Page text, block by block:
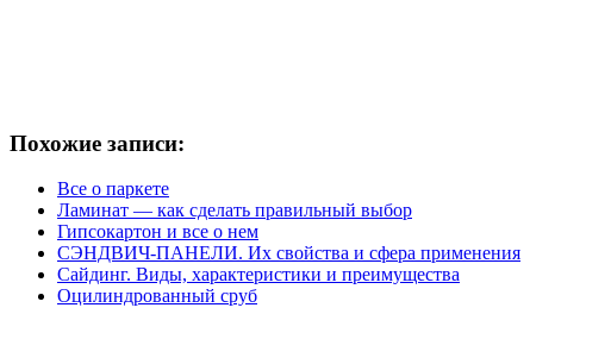
Похожие записи:
Все о паркете
Ламинат — как сделать правильный выбор
Гипсокартон и все о нем
СЭНДВИЧ-ПАНЕЛИ. Их свойства и сфера применения
Сайдинг. Виды, характеристики и преимущества
Оцилиндрованный сруб